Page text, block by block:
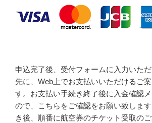
申込完了後、受付フォームに入力いた
先に、Web上でお支払いいただけるご
す。お支払い手続き終了後に入金確認
ので、こちらをご確認をお願い致しま
き後、順番に航空券のチケット受取の